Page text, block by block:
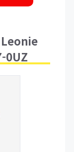
Leonie
0UZ